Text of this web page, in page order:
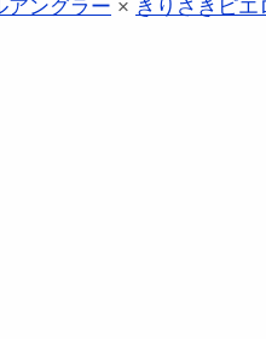
アングラー × きりさきピエ